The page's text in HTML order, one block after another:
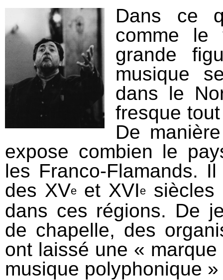
Dans ce
comme le
grande
musique
dans le
fresque
De
expose combien le
les Franco-Flamands. Il
des XVeet XVIe
siècles
dans ces régions. De
de chapelle, des
ont laissé une «
musique polyphonique